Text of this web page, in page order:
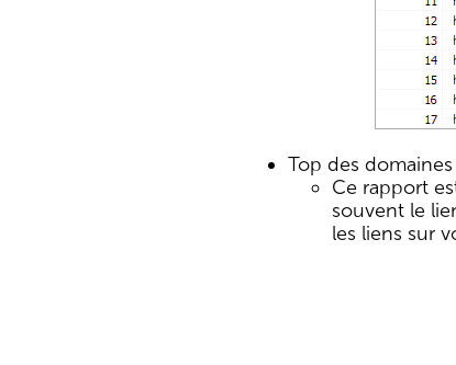
Top des
Ce rapport
souvent le
les liens sur